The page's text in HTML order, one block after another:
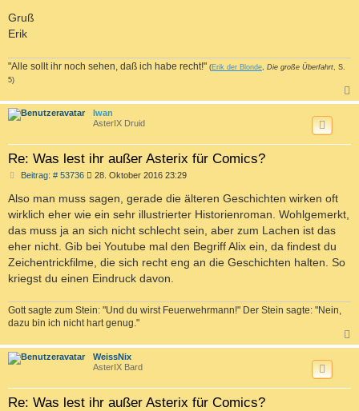
Gruß
Erik
"Alle sollt ihr noch sehen, daß ich habe recht!" (Erik der Blonde Die große Überfahrt , S.
5)
a
Iwan
AsterIX Druid
Re: Was lest ihr außer Asterix für Comics?
Beitrag: # 53736B
i
t
r
g
28. Oktober 2016 23:29
Also man muss sagen, gerade die älteren Geschichten wirken oft
wirklich eher wie ein sehr illustrierter Historienroman. Wohlgemerkt,
das muss ja an sich nicht schlecht sein, aber zum Lachen ist das
eher nicht. Gib bei Youtube mal den Begriff Alix ein, da findest du
Zeichentrickfilme, die sich recht eng an die Geschichten halten. So
kriegst du einen Eindruck davon.
Gott sagte zum Stein: "Und du wirst Feuerwehrmann!" Der Stein sagte: "Nein,
dazu bin ich nicht hart genug."
a
WeissNix
AsterIX Bard
Re: Was lest ihr außer Asterix für Comics?